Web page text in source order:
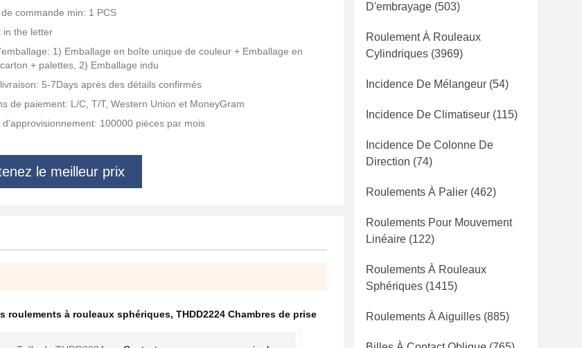
commande min: 1 PCS
in the letter
1) Emballage en boîte unique de couleur + Emballage en
+ palettes, 2) Emballage indu
5-7Days après des détails confirmés
de paiement: L/C, T/T, Western Union et MoneyGram
d'approvisionnement: 100000 pièces par mois
le meilleur prix
roulements à rouleaux sphériques, THDD2224 Chambres de prise
D'embrayage (503)
Roulement À Rouleaux
Cylindriques (3969)
Incidence De Mélangeur (54)
Incidence De Climatiseur (115)
Incidence De Colonne De
Direction (74)
Roulements À Palier (462)
Roulements Pour Mouvement
Linéaire (122)
Roulements À Rouleaux
Sphériques (1415)
Roulements À Aiguilles (885)